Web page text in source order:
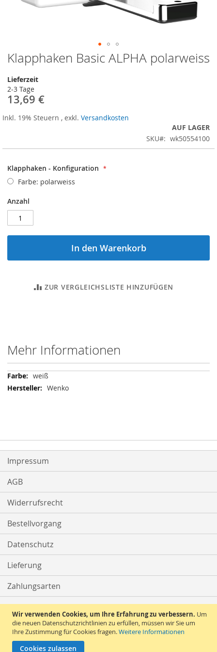
Wir verwenden Cookies, um Ihre Erfahrung zu verbessern. Um
die neuen Datenschutzrichtlinien zu erfüllen, müssen wir Sie um
Ihre Zustimmung für Cookies fragen.Weitere Informationen
Cookies zulassen
Klapphaken Basic ALPHA polarweiss
Lieferzeit
2-3 Tage
13,69 €
Inkl. 19% Steuern , exkl. Versandkosten
AUF LAGER
SKU
wk50554100
Klapphaken - Konfiguration
Farbe: polarweiss
Anzahl
In den Warenkorb
ZUR VERGLEICHSLISTE HINZUFÜGEN
Zum
Anfang
der
Bildergalerie
springen
Mehr Informationen
Mehr
Informationen
weiß
Wenko
Impressum
AGB
Widerrufsrecht
Bestellvorgang
Datenschutz
Lieferung
Zahlungsarten
Kontakt
Vertrag widerrufen